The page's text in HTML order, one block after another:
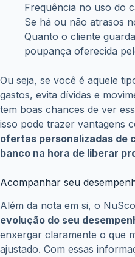
Frequência no uso do
Se há ou não atrasos
Quanto o cliente
poupança oferecida
Ou seja, se você é aquele
gastos, evita dívidas e
tem boas chances de ver
isso pode trazer vantagens
ofertas personalizadas de
banco na hora de liberar
Acompanhar seu
Além da nota em si, o
evolução do seu
enxergar claramente o que
ajustado. Com essas